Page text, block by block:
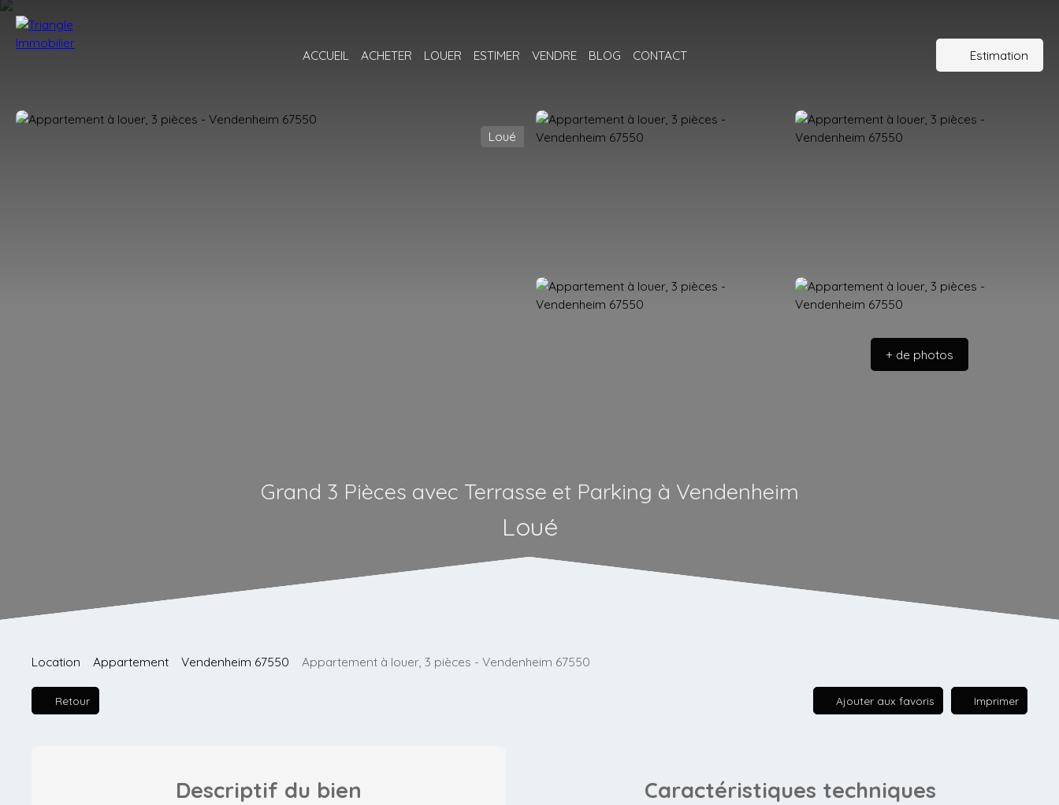
ACCUEIL ACHETER LOUER ESTIMER VENDRE BLOG CONTACT Estimation
Loué
+ de photos
Grand 3 Pièces avec Terrasse et Parking à Vendenheim
Loué
Location Appartement Vendenheim 67550 Appartement à louer, 3 pièces - Vendenheim 67550
Retour Ajouter aux favoris Imprimer
Descriptif du bien Caractéristiques techniques